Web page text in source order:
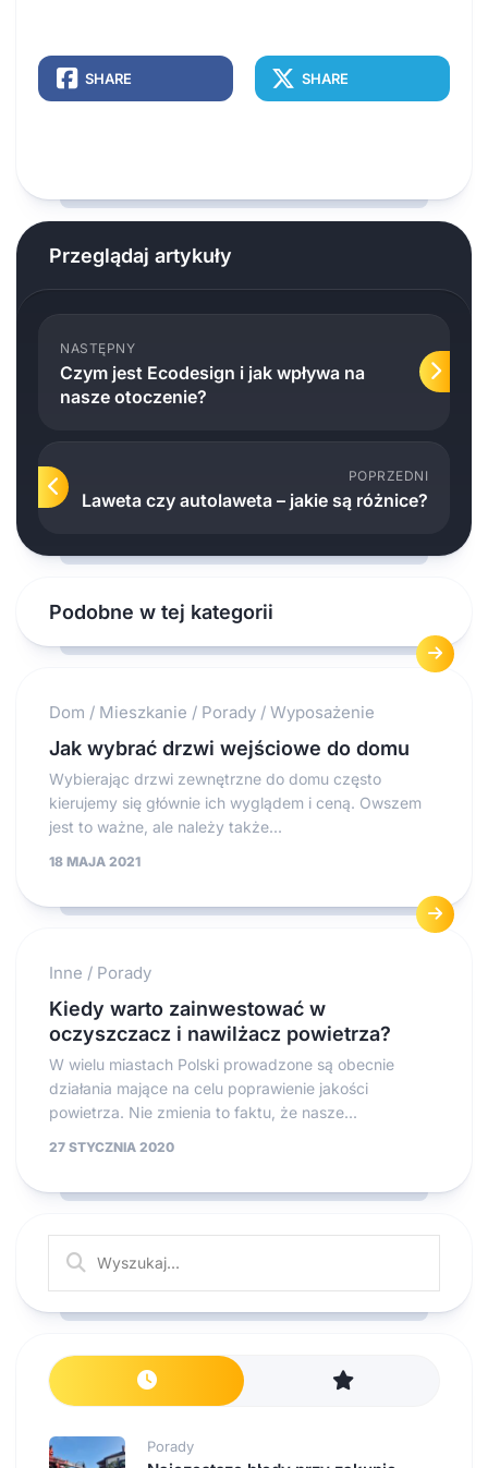
SHARE SHARE
Przeglądaj artykuły
NASTĘPNY
Czym jest Ecodesign i jak wpływa na
nasze otoczenie?
POPRZEDNI
Laweta czy autolaweta – jakie są różnice?
Podobne w tej kategorii
Dom / Mieszkanie / Porady / Wyposażenie
Jak wybrać drzwi wejściowe do domu
Wybierając drzwi zewnętrzne do domu często
kierujemy się głównie ich wyglądem i ceną. Owszem
jest to ważne, ale należy także...
18 MAJA 2021
Inne / Porady
Kiedy warto zainwestować w
oczyszczacz i nawilżacz powietrza?
W wielu miastach Polski prowadzone są obecnie
działania mające na celu poprawienie jakości
powietrza. Nie zmienia to faktu, że nasze...
27 STYCZNIA 2020
Porady